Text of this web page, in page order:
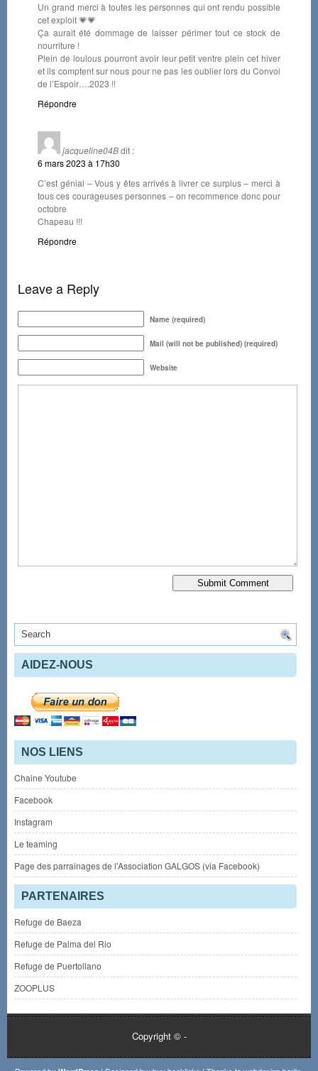
Un grand merci à toutes les personnes qui ont rendu possible
cet exploit 💗💗
Ça aurait été dommage de laisser périmer tout ce stock de
nourriture !
Plein de loulous pourront avoir leur petit ventre plein cet hiver
et ils comptent sur nous pour ne pas les oublier lors du Convoi
de l’Espoir….2023 !!
Répondre
jacqueline04Bdit :
6 mars 2023 à 17h30
C’est génial – Vous y êtes arrivés à livrer ce surplus – merci à
tous ces courageuses personnes – on recommence donc pour
octobre
Chapeau !!!
Répondre
Leave a Reply
Name (required)
Mail (will not be published) (required)
Website
AIDEZ-NOUS
NOS LIENS
Chaine Youtube
Facebook
Instagram
Le teaming
Page des parrainages de l'Association GALGOS (via Facebook)
PARTENAIRES
Refuge de Baeza
Refuge de Palma del Rio
Refuge de Puertollano
ZOOPLUS
Copyright © -